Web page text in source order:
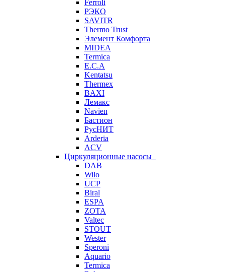
Ferroli
РЭКО
SAVITR
Thermo Trust
Элемент Комфорта
MIDEA
Termica
E.C.A
Kentatsu
Thermex
BAXI
Лемакс
Navien
Бастион
РусНИТ
Arderia
ACV
Циркуляционные насосы
DAB
Wilo
UCP
Biral
ESPA
ZOTA
Valtec
STOUT
Wester
Speroni
Aquario
Termica